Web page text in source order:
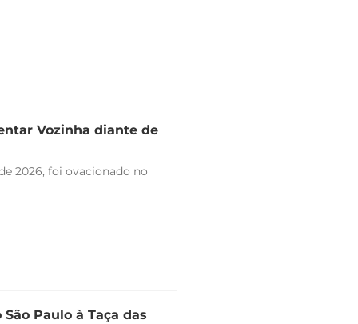
Vozinha diante de
2026, foi ovacionado no
Paulo à Taça das